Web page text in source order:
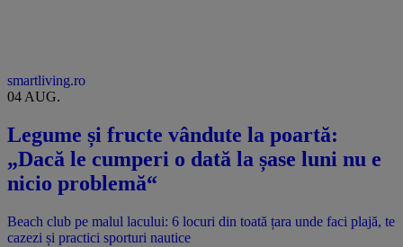
smartliving.ro
04 AUG.
Legume și fructe vândute la poartă:
„Dacă le cumperi o dată la șase luni nu e
nicio problemă“
Beach club pe malul lacului: 6 locuri din toată țara unde faci plajă, te
cazezi și practici sporturi nautice